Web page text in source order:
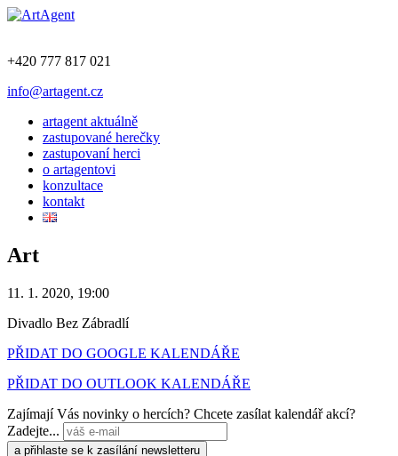
+420 777 817 021
info@artagent.cz
artagent aktuálně
zastupované herečky
zastupovaní herci
o artagentovi
konzultace
kontakt
Art
11. 1. 2020, 19:00
Divadlo Bez Zábradlí
PŘIDAT DO GOOGLE KALENDÁŘE
PŘIDAT DO OUTLOOK KALENDÁŘE
Zajímají Vás novinky o hercích? Chcete zasílat kalendář akcí?
Zadejte...